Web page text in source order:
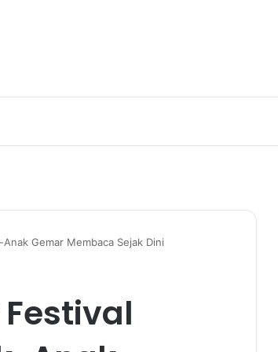
Gemar Membaca Sejak Dini